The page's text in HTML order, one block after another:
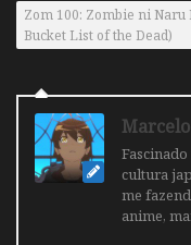
Zom 100: Zombie ni Naru
Bucket List of the Dead)
cultura
me
anime,